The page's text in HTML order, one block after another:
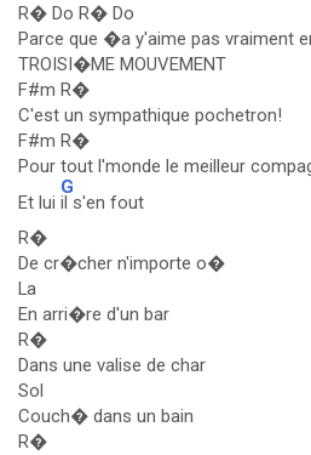
R� Do R� Do
Parce que �a y'aime pas vraiment
TROISI�ME MOUVEMENT
F#m R�
C'est un sympathique pochetron!
F#m R�
Pour tout l'monde le meilleur
Et lui
G
il s'en fout
R�
De cr�cher n'importe o�
La
En arri�re d'un bar
R�
Dans une valise de char
Sol
Couch� dans un bain
R�